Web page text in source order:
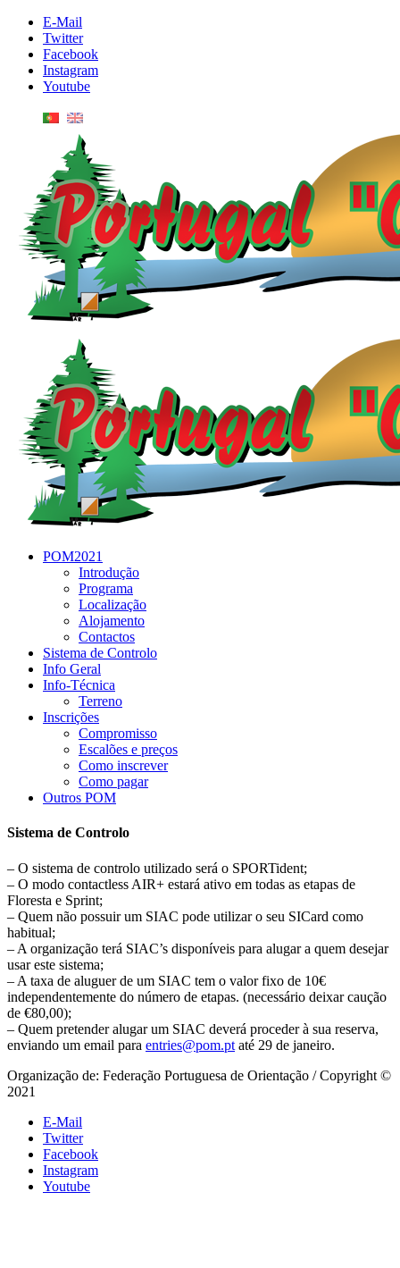
E-Mail
Twitter
Facebook
Instagram
Youtube
POM2021
Introdução
Programa
Localização
Alojamento
Contactos
Sistema de Controlo
Info Geral
Info-Técnica
Terreno
Inscrições
Compromisso
Escalões e preços
Como inscrever
Como pagar
Outros POM
Sistema de Controlo
– O sistema de controlo utilizado será o SPORTident;
– O modo contactless AIR+ estará ativo em todas as etapas de
Floresta e Sprint;
– Quem não possuir um SIAC pode utilizar o seu SICard como
habitual;
– A organização terá SIAC’s disponíveis para alugar a quem desejar
usar este sistema;
– A taxa de aluguer de um SIAC tem o valor fixo de 10€
independentemente do número de etapas. (necessário deixar caução
de €80,00);
– Quem pretender alugar um SIAC deverá proceder à sua reserva,
enviando um email para entries@pom.pt até 29 de janeiro.
Organização de: Federação Portuguesa de Orientação / Copyright ©
2021
E-Mail
Twitter
Facebook
Instagram
Youtube